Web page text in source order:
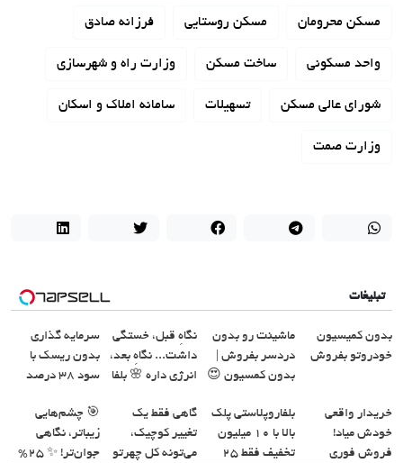
مسکن محرومان مسکن روستایی فرزانه صادق
واحد مسکونی ساخت مسکن وزارت راه و شهرسازی
شورای عالی مسکن تسهیلات سامانه املاک و اسکان
وزارت صمت
تبلیغات
بدون کمیسیون
خودروتو بفروش
ماشینت رو بدون
دردسر بفروش |
بدون کمسیون 😍
نگاهِ قبل، خستگی
داشت... نگاهِ بعد،
انرژی داره 🌸 بلفا
سرمایه گذاری
بدون ریسک با
سود 38 درصد
خریدار واقعی
خودش میاد!
فروش فوری
بلفاروپلاستی پلک
بالا با ۱۰ میلیون
تخفیف فقط ۲۵
گاهی فقط یک
تغییر کوچیک،
می‌تونه کل چهرتو
🎯 چشم‌هایی
زیباتر، نگاهی
جوان‌تر! ✨ 25%